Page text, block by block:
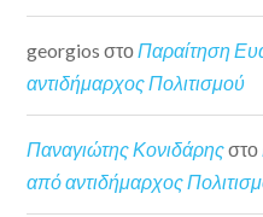
georgios στο Παραίτηση
αντιδήμαρχος Πολιτισμού
Παναγιώτης Κονιδάρηςστο
από αντιδήμαρχος